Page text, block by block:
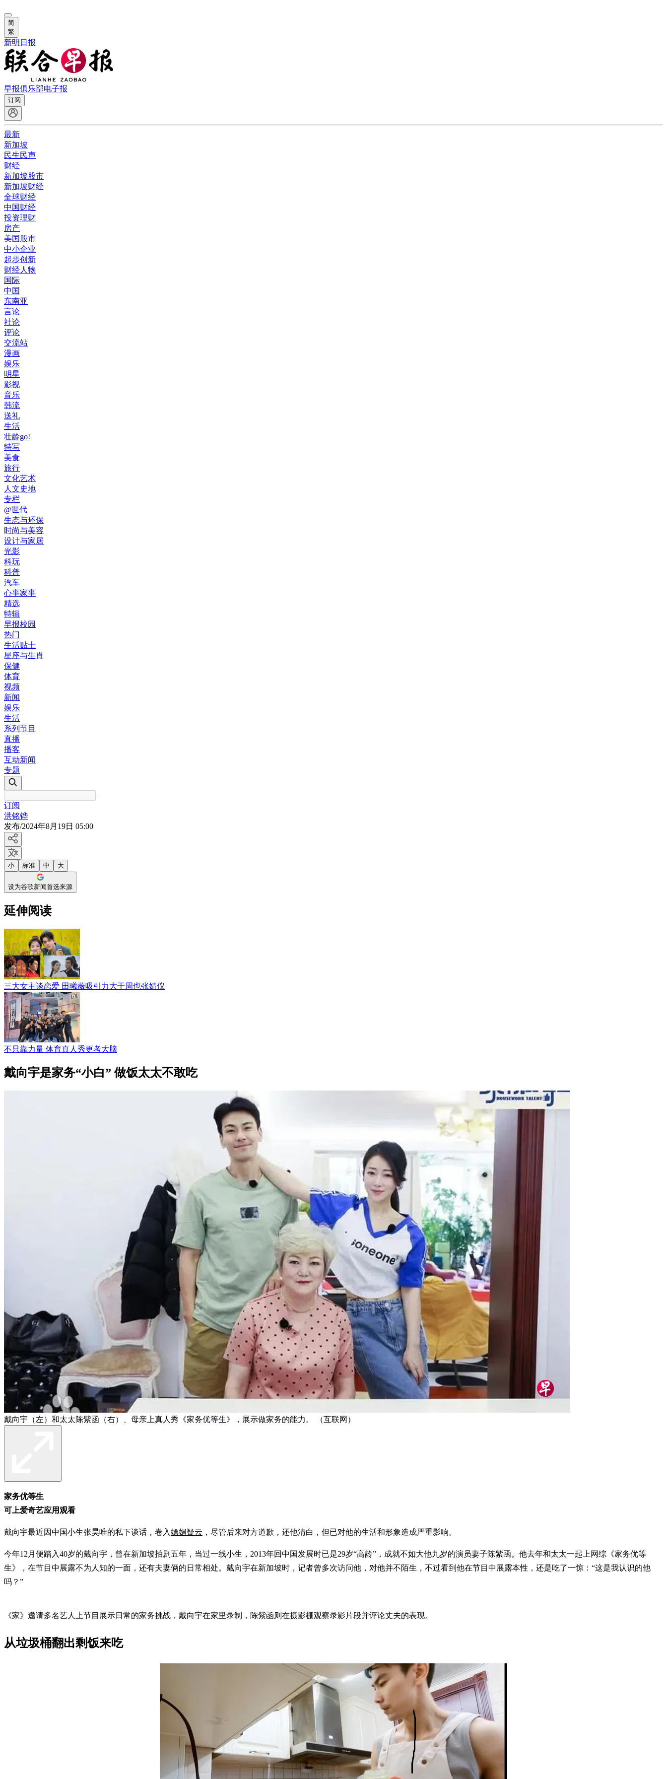
简
繁
新明日报
早报俱乐部电子报
订阅
最新
新加坡
民生民声
财经
新加坡股市
新加坡财经
全球财经
中国财经
投资理财
房产
美国股市
中小企业
起步创新
财经人物
国际
中国
东南亚
言论
社论
评论
交流站
漫画
娱乐
明星
影视
音乐
韩流
送礼
生活
壮龄go!
特写
美食
旅行
文化艺术
人文史地
专栏
@世代
生态与环保
时尚与美容
设计与家居
光影
科玩
科普
汽车
心事家事
精选
特辑
早报校园
热门
生活贴士
星座与生肖
保健
体育
视频
新闻
娱乐
生活
系列节目
直播
播客
互动新闻
专题
订阅
洪铭铧
发布/2024年8月19日 05:00
小 标准 中 大
设为谷歌新闻首选来源
延伸阅读
三大女主谈恋爱 田曦薇吸引力大于周也张婧仪
不只靠力量 体育真人秀更考大脑
戴向宇是家务“小白” 做饭太太不敢吃
戴向宇（左）和太太陈紫函（右）、母亲上真人秀《家务优等生》，展示做家务的能力。 （互联网）
家务优等生
可上爱奇艺应用观看
戴向宇最近因中国小生张昊唯的私下谈话，卷入嫖娼疑云 ，尽管后来对方道歉，还他清白，但已对他的生活和形象造成严重影响。
今年12月便踏入40岁的戴向宇，曾在新加坡拍剧五年，当过一线小生，2013年回中国发展时已是29岁“高龄”，成就不如大他九岁的演员妻子陈紫函。他去年和太太一起上网综《家务优等
生》，在节目中展露不为人知的一面，还有夫妻俩的日常相处。戴向宇在新加坡时，记者曾多次访问他，对他并不陌生，不过看到他在节目中展露本性，还是吃了一惊：“这是我认识的他
吗？”
《家》邀请多名艺人上节目展示日常的家务挑战，戴向宇在家里录制，陈紫函则在摄影棚观察录影片段并评论丈夫的表现。
从垃圾桶翻出剩饭来吃